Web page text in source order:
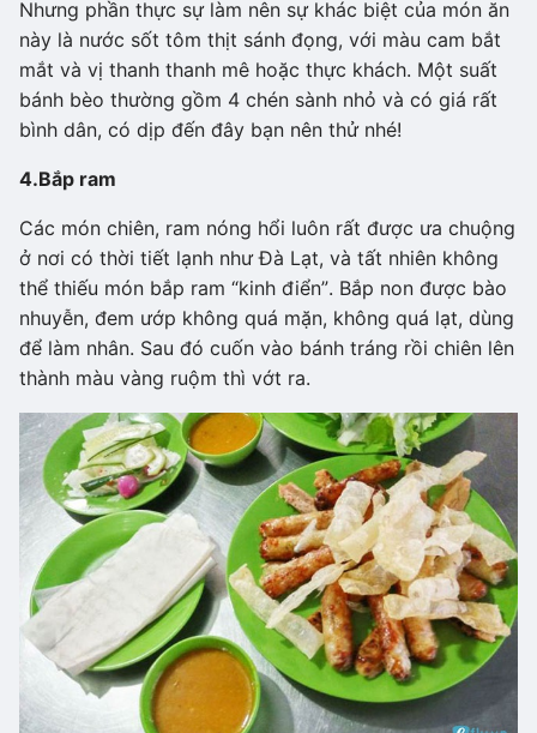
Nhưng phần thực sự làm nên sự khác biệt của món ăn
này là nước sốt tôm thịt sánh đọng, với màu cam bắt
mắt và vị thanh thanh mê hoặc thực khách. Một suất
bánh bèo thường gồm 4 chén sành nhỏ và có giá rất
bình dân, có dịp đến đây bạn nên thử nhé!
4.Bắp ram
Các món chiên, ram nóng hổi luôn rất được ưa chuộng
ở nơi có thời tiết lạnh như Đà Lạt, và tất nhiên không
thể thiếu món bắp ram “kinh điển”. Bắp non được bào
nhuyễn, đem ướp không quá mặn, không quá lạt, dùng
để làm nhân. Sau đó cuốn vào bánh tráng rồi chiên lên
thành màu vàng ruộm thì vớt ra.